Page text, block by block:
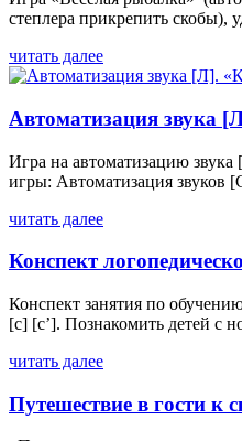
степлера прикрепить скобы),
читать далее
Автоматизация звука
Игра на автоматизацию
игры: Автоматизация
читать далее
Конспект
Конспект занятия по
[с] [с’]. Познакомить детей с
читать далее
Путешествие в гости к